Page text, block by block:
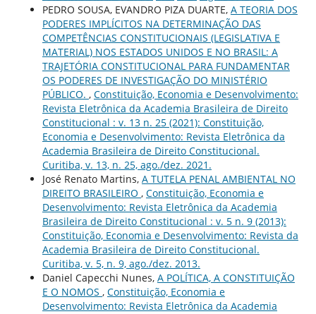
PEDRO SOUSA, EVANDRO PIZA DUARTE, A TEORIA DOS
PODERES IMPLÍCITOS NA DETERMINAÇÃO DAS
COMPETÊNCIAS CONSTITUCIONAIS (LEGISLATIVA E
MATERIAL) NOS ESTADOS UNIDOS E NO BRASIL: A
TRAJETÓRIA CONSTITUCIONAL PARA FUNDAMENTAR
OS PODERES DE INVESTIGAÇÃO DO MINISTÉRIO
PÚBLICO. , Constituição, Economia e Desenvolvimento:
Revista Eletrônica da Academia Brasileira de Direito
Constitucional : v. 13 n. 25 (2021): Constituição,
Economia e Desenvolvimento: Revista Eletrônica da
Academia Brasileira de Direito Constitucional.
Curitiba, v. 13, n. 25, ago./dez. 2021.
José Renato Martins, A TUTELA PENAL AMBIENTAL NO
DIREITO BRASILEIRO , Constituição, Economia e
Desenvolvimento: Revista Eletrônica da Academia
Brasileira de Direito Constitucional : v. 5 n. 9 (2013):
Constituição, Economia e Desenvolvimento: Revista da
Academia Brasileira de Direito Constitucional.
Curitiba, v. 5, n. 9, ago./dez. 2013.
Daniel Capecchi Nunes, A POLÍTICA, A CONSTITUIÇÃO
E O NOMOS , Constituição, Economia e
Desenvolvimento: Revista Eletrônica da Academia